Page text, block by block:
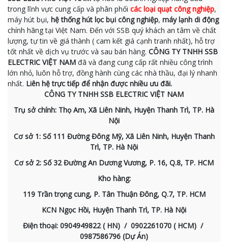
trong lĩnh vực cung cấp và phân phối các loại quạt công nghiệp,
máy hút bụi, hệ thống hút lọc bụi công nghiệp, máy lạnh di động
chính hãng tại Việt Nam. Đến với SSB quý khách an tâm về chất
lượng, tự tin về giá thành ( cam kết giá cạnh tranh nhất), hỗ trợ
tốt nhất về dịch vụ trước và sau bán hàng. CÔNG TY TNHH SSB
ELECTRIC VIỆT NAM đã và đang cung cấp rất nhiều công trình
lớn nhỏ, luôn hỗ trợ, đồng hành cùng các nhà thầu, đại lý nhanh
nhất. Liên hệ trực tiếp để nhận được nhiều ưu đãi.
CÔNG TY TNHH SSB ELECTRIC VIỆT NAM
Trụ sở chính: Thọ Am, Xã Liên Ninh, Huyện Thanh Trì, TP. Hà
Nội
Cơ sở 1: Số 111 Đường Đông Mỹ, Xã Liên Ninh, Huyện Thanh
Trì, TP. Hà Nội
Cơ sở 2: Số 32 Đường An Dương Vương, P. 16, Q.8, TP. HCM
Kho hàng:
119 Trần trọng cung, P. Tân Thuận Đông, Q.7, TP. HCM
KCN Ngọc Hồi, Huyện Thanh Trì, TP. Hà Nội
Điện thoại: 0904949822 ( HN) / 0902261070 ( HCM) /
0987586796 (Dự Án)